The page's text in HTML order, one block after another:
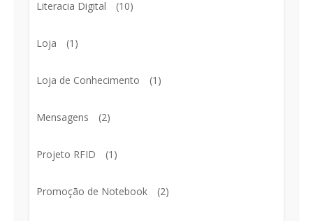
Literacia Digital (10)
Loja (1)
Loja de Conhecimento (1)
Mensagens (2)
Projeto RFID (1)
Promoção de Notebook (2)